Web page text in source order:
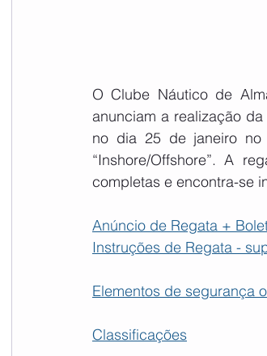
O Clube Náutico de
anunciam a realização
no dia 25 de janeiro no
“Inshore/Offshore”. A
completas e encontra-se
Anúncio de Regata +
Instruções de Regata -
Elementos de segurança
Classificações